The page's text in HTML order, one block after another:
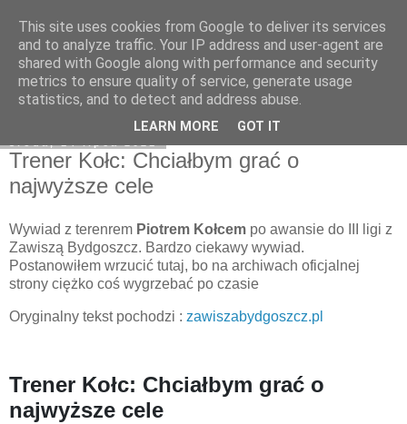
Zawisza1946.pl
Trener Kołc: Chciałbym grać o
najwyższe cele
Wywiad z terenrem Piotrem Kołcem po awansie do III ligi z
Zawiszą Bydgoszcz. Bardzo ciekawy wywiad.
Postanowiłem wrzucić tutaj, bo na archiwach oficjalnej
strony ciężko coś wygrzebać po czasie
Oryginalny tekst pochodzi : zawiszabydgoszcz.pl
Trener Kołc: Chciałbym grać o
najwyższe cele
This site uses cookies from Google to deliver its services
and to analyze traffic. Your IP address and user-agent are
shared with Google along with performance and security
metrics to ensure quality of service, generate usage
statistics, and to detect and address abuse.
LEARN MORE GOT IT